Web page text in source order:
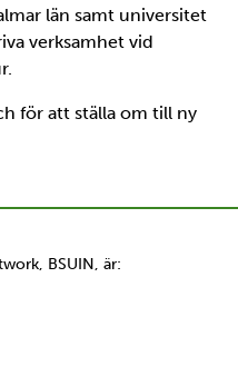
län samt universitet
verksamhet vid
för att ställa om till ny
BSUIN, är: